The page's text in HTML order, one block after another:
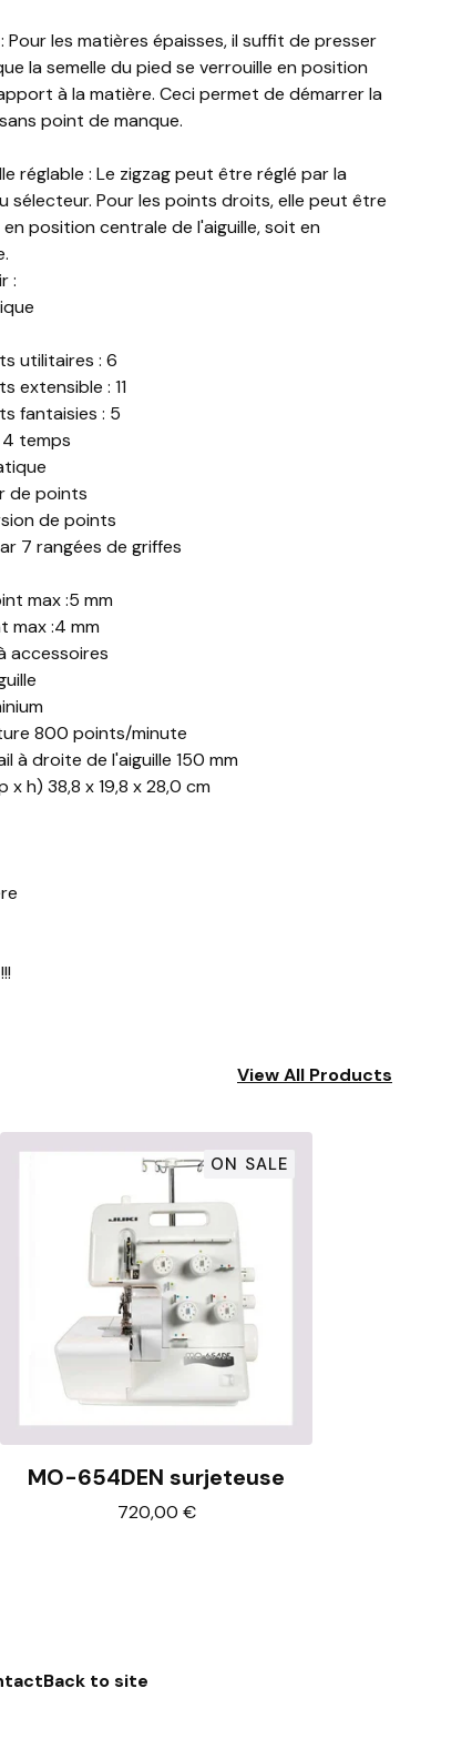
Pour les matières épaisses, il suffit de presser
la semelle du pied se verrouille en position
à la matière. Ceci permet de démarrer la
point de manque.
réglable : Le zigzag peut être réglé par la
sélecteur. Pour les points droits, elle peut être
position centrale de l'aiguille, soit en
:
utilitaires : 6
extensible : 11
fantaisies : 5
temps
de points
de points
7 rangées de griffes
max :5 mm
max :4 mm
accessoires
800 points/minute
à droite de l'aiguille 150 mm
x h) 38,8 x 19,8 x 28,0 cm
View All Products
ON SALE
MO-654DEN surjeteuse
720,00 €
Back to site